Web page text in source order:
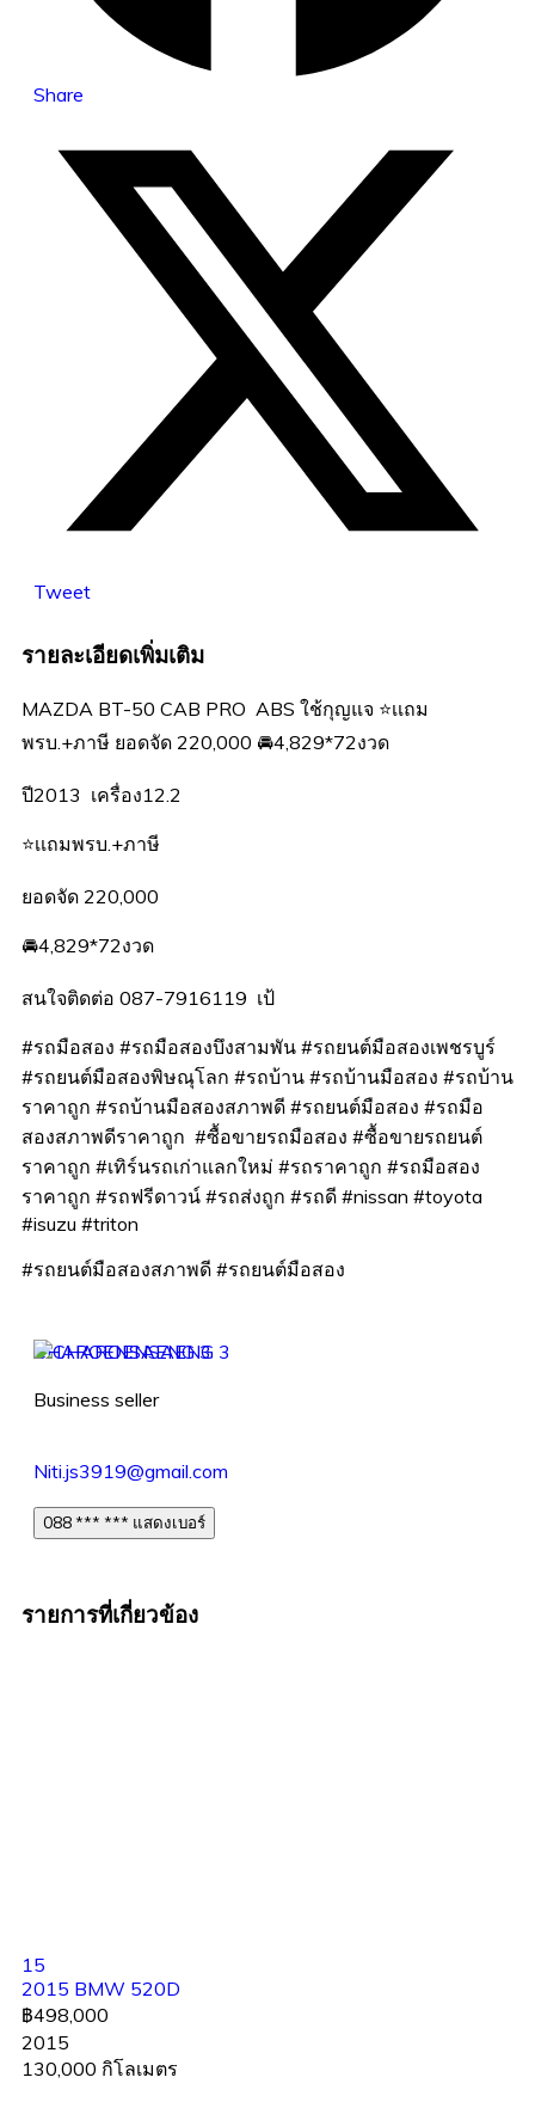
Share
Tweet
รายละเอียดเพิ่มเติม
MAZDA BT-50 CAB PRO ABS ใช้กุญแจ ⭐️เเถม
พรบ.+ภาษี ยอดจัด 220,000 🚘4,829*72งวด
ปี2013 เครื่อง12.2
⭐️เเถมพรบ.+ภาษี
ยอดจัด 220,000
🚘4,829*72งวด
สนใจติดต่อ 087-7916119 เป้
#รถมือสอง #รถมือสองบึงสามพัน #รถยนต์มือสองเพชรบูร์
#รถยนต์มือสองพิษณุโลก #รถบ้าน #รถบ้านมือสอง #รถบ้าน
ราคาถูก #รถบ้านมือสองสภาพดี #รถยนต์มือสอง #รถมือ
สองสภาพดีราคาถูก #ซื้อขายรถมือสอง #ซื้อขายรถยนต์
ราคาถูก #เทิร์นรถเก่าแลกใหม่ #รถราคาถูก #รถมือสอง
ราคาถูก #รถฟรีดาวน์ #รถส่งถูก #รถดี #nissan #toyota
#isuzu #triton
#รถยนต์มือสองสภาพดี #รถยนต์มือสอง
CHAROENSAENG 3
Business seller
Niti.js3919@gmail.com
088 *** *** แสดงเบอร์
รายการที่เกี่ยวข้อง
15
2015 BMW 520D
฿498,000
2015
130,000 กิโลเมตร